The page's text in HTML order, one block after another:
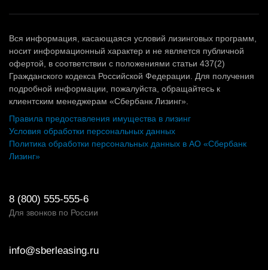
Вся информация, касающаяся условий лизинговых программ,
носит информационный характер и не является публичной
офертой, в соответствии с положениями статьи 437(2)
Гражданского кодекса Российской Федерации. Для получения
подробной информации, пожалуйста, обращайтесь к
клиентским менеджерам «Сбербанк Лизинг».
Правила предоставления имущества в лизинг
Условия обработки персональных данных
Политика обработки персональных данных в АО «Сбербанк
Лизинг»
8 (800) 555-555-6
Для звонков по России
info@sberleasing.ru